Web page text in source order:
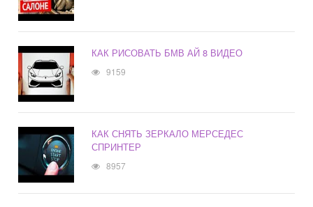
КАК РИСОВАТЬ БМВ АЙ 8 ВИДЕО
9159
КАК СНЯТЬ ЗЕРКАЛО МЕРСЕДЕС
СПРИНТЕР
8957